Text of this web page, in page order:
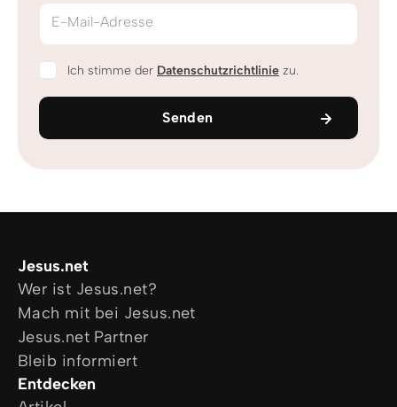
E-Mail-Adresse
Ich stimme der Datenschutzrichtlinie zu.
Senden
Jesus.net
Wer ist Jesus.net?
Mach mit bei Jesus.net
Jesus.net Partner
Bleib informiert
Entdecken